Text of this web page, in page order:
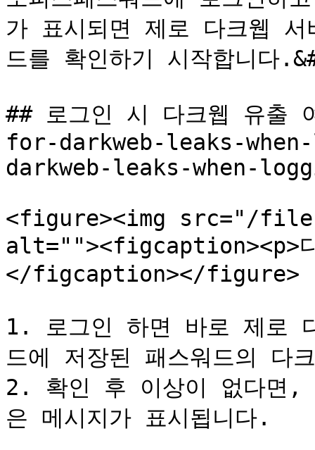
가 표시되면 제로 다크웹
드를 확인하기 시작합니다
## 로그인 시 다크웹 유출
for-darkweb-leaks-
darkweb-leaks-when-
<figure><img src="/files/
alt=""><figcaption><p>
</figcaption></figure>
1. 로그인 하면 바로 제로
드에 저장된 패스워드의 다
2. 확인 후 이상이 없다면,
은 메시지가 표시됩니다.